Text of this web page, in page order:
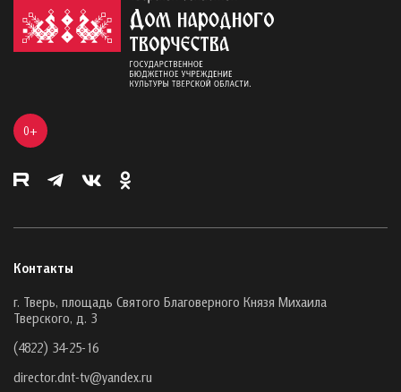
0+
Контакты
г. Тверь, площадь Святого Благоверного Князя Михаила
Тверского, д. 3
(4822) 34-25-16
director.dnt-tv@yandex.ru